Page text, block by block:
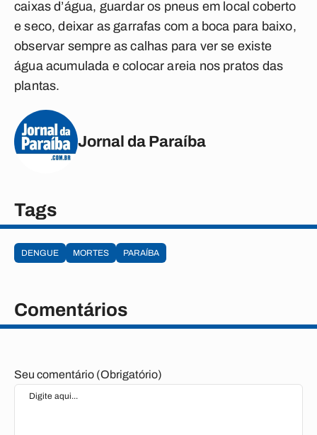
caixas d’água, guardar os pneus em local coberto
e seco, deixar as garrafas com a boca para baixo,
observar sempre as calhas para ver se existe
água acumulada e colocar areia nos pratos das
plantas.
Jornal da Paraíba
Tags
DENGUE MORTES PARAÍBA
Comentários
Seu comentário (Obrigatório)